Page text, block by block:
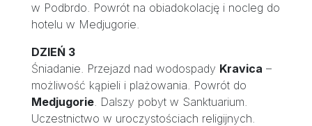
w Podbrdo. Powrót na obiadokolację i nocleg do
hotelu w Medjugorie.
DZIEŃ 3
Śniadanie. Przejazd nad wodospady Kravica –
możliwość kąpieli i plażowania. Powrót do
Medjugorie. Dalszy pobyt w Sanktuarium.
Uczestnictwo w uroczystościach religijnych.